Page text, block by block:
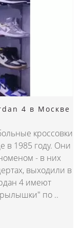
4 в Москве
кроссовки
в 1985 году. Они
- в них
выходили в
4 имеют
по ..